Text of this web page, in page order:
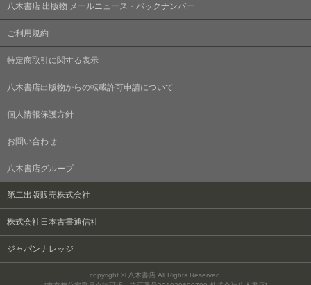
八木書店 出版物 メールニュース・バックナンバー
ご利用規約
特定商取引に関する表示
八木書店出版物からの転載許可申請について
個人情報保護方針
お問い合わせ
八木書店グループ
copyright © 八木書店 All Rights Reserved.
第二出版販売株式会社
株式会社日本古書通信社
ジャパンナレッジ